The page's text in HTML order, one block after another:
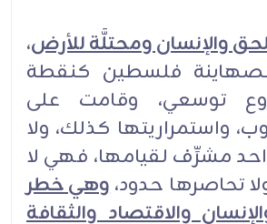
والإنسان ومحتلَّة للأرض،
فلسطين كنقطة
توسعي، وقامت على
واستمراريتها كذلك، ولا
مشرِّف لقيامها، فهي لا
تحاصرها حدود،وهي خطر
والاقتصاد والثقافة